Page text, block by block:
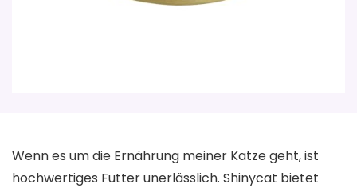
Wenn es um die Ernährung meiner Katze geht, ist
hochwertiges Futter unerlässlich. Shinycat bietet